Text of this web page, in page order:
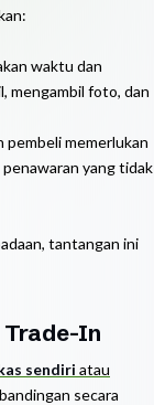
waktu dan
mengambil foto, dan
pembeli memerlukan
yang tidak
tantangan ini
Trade-In
sendiri atau
secara